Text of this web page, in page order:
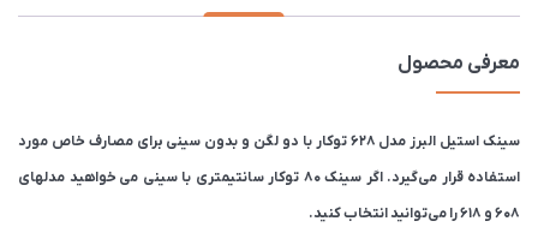
معرفی محصول
سینک استیل البرز مدل 628 توکار با دو لگن و بدون سینی برای مصارف خاص مورد
استفاده قرار می‌گیرد. اگر سینک ۸۰ توکار سانتیمتری با سینی می خواهید مدلهای
608 و 618 را می‌توانید انتخاب کنید.